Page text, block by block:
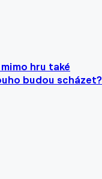
hru také
budou scházet?